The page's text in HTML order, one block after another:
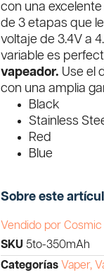
con una
de 3 etapas que
voltaje de 3.4V a
variable es
vapeador. Use el
con una amplia
Black
Stainless
Red
Blue
Sobre este
Vendido por
SKU5to-350mAh
Categorías Vaper,